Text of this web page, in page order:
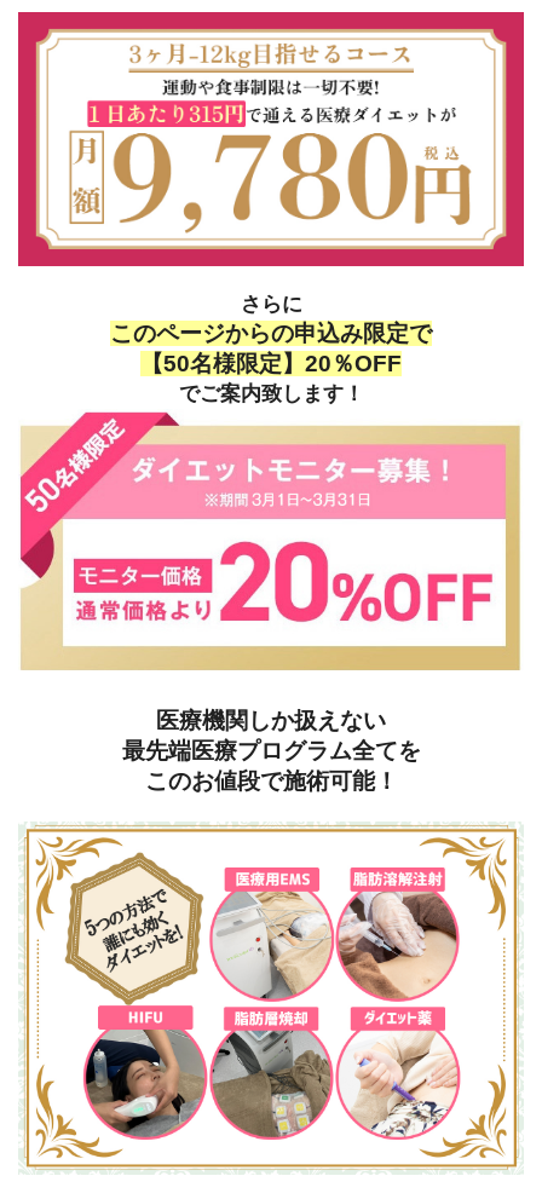
さらに
このページからの申込み限定で
【50名様限定】20％OFF
でご案内致します！
医療機関しか扱えない
最先端医療プログラム全てを
このお値段で施術可能！